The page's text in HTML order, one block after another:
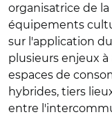
organisatrice de
équipements
sur l'application
plusieurs enjeux
espaces de
hybrides, tiers
entre